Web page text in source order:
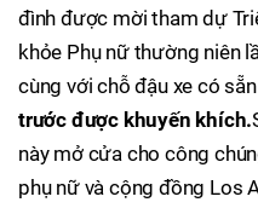
đình được mời tham dự
khỏe Phụ nữ thường niên
cùng với chỗ đậu xe có
trước được khuyến khích.
này mở cửa cho công
phụ nữ và cộng đồng Los